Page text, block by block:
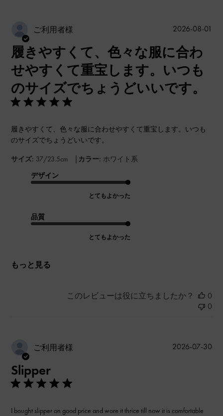
ご利用者様
履きやすくて、色々な服に合わ
せやすくて重宝します。いつも
のサイズでちょうどいいです。
履きやすくて、色々な服に合わせやすくて重宝します。いつも
のサイズでちょうどいいです。
サイズ: 37/23.5cm | カラー: ホワイト系
デザイン
とてもよかった
品質
とてもよかった
もっと見る
2026-08-01
このレビューは役に立ちましたか？
0
0
ご利用者様
Slipper
I bought slipper on good price and wore it thrice till now it is comfortable
公
2026-07-30